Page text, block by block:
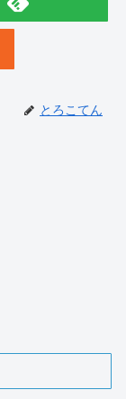
とろこてん